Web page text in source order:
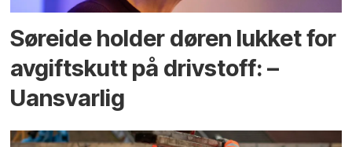
Søreide holder døren lukket for
avgiftskutt på drivstoff: –
Uansvarlig